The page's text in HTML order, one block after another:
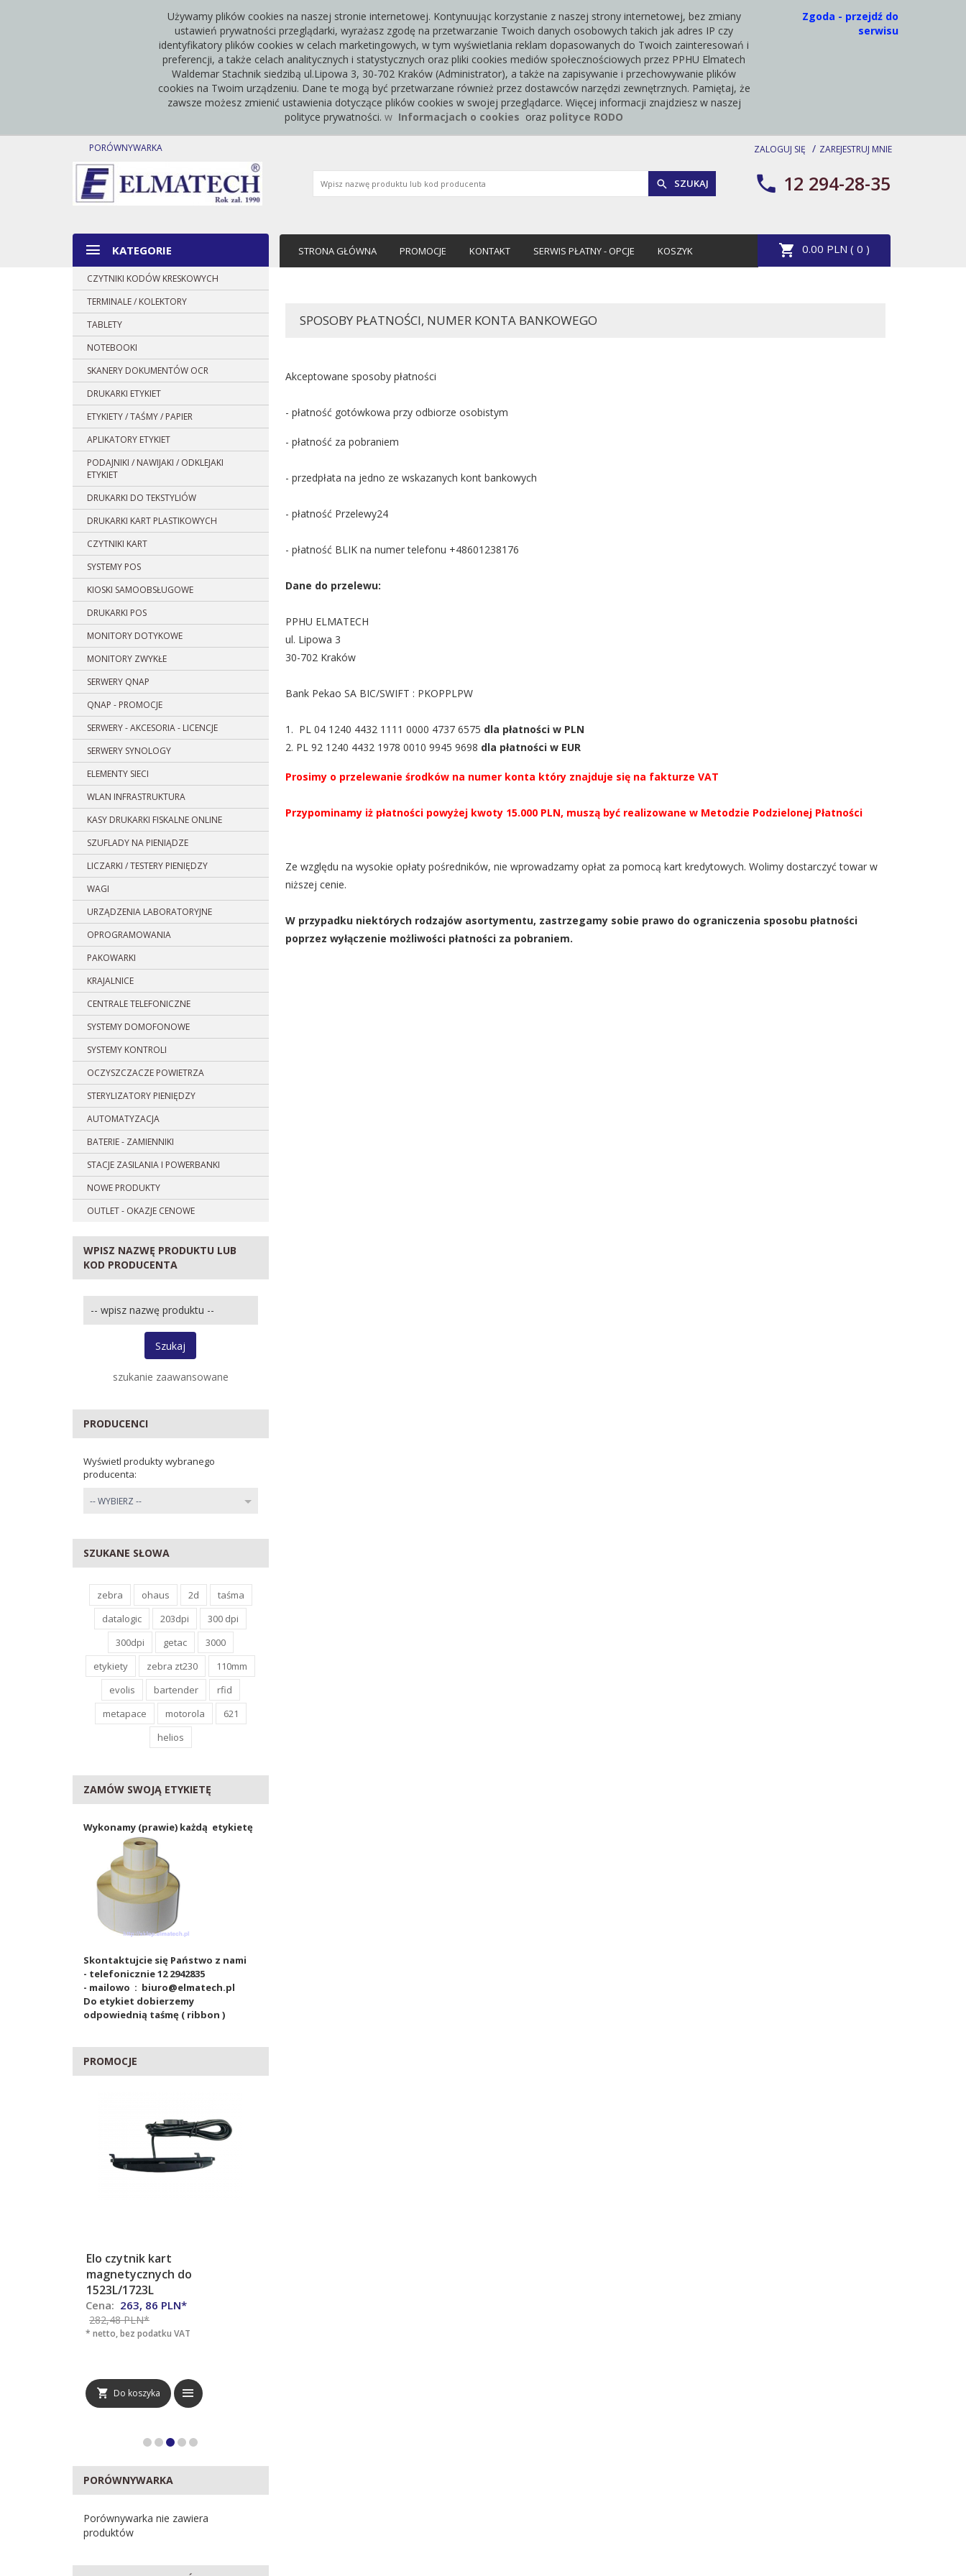
Używamy plików cookies na naszej stronie internetowej. Kontynuując korzystanie z naszej strony internetowej, bez zmiany
ustawień prywatności przeglądarki, wyrażasz zgodę na przetwarzanie Twoich danych osobowych takich jak adres IP czy
identyfikatory plików cookies w celach marketingowych, w tym wyświetlania reklam dopasowanych do Twoich zainteresowań i
preferencji, a także celach analitycznych i statystycznych oraz pliki cookies mediów społecznościowych przez PPHU Elmatech
Waldemar Stachnik siedzibą ul.Lipowa 3, 30-702 Kraków (Administrator), a także na zapisywanie i przechowywanie plików
cookies na Twoim urządzeniu. Dane te mogą być przetwarzane również przez dostawców narzędzi zewnętrznych. Pamiętaj, że
zawsze możesz zmienić ustawienia dotyczące plików cookies w swojej przeglądarce. Więcej informacji znajdziesz w naszej
polityce prywatności.w Informacjach o cookies oraz polityce RODO
Zgoda - przejdź do
serwisu
PORÓWNYWARKA ZALOGUJ SIĘ ZAREJESTRUJ MNIE
SZUKAJ 12 294-28-35
KATEGORIE STRONA GŁÓWNA PROMOCJE KONTAKT SERWIS PŁATNY - OPCJE KOSZYK 0.00 PLN (0 )
CZYTNIKI KODÓW KRESKOWYCH
TERMINALE / KOLEKTORY
TABLETY
NOTEBOOKI
SKANERY DOKUMENTÓW OCR
DRUKARKI ETYKIET
ETYKIETY / TAŚMY / PAPIER
APLIKATORY ETYKIET
PODAJNIKI / NAWIJAKI / ODKLEJAKI
ETYKIET
DRUKARKI DO TEKSTYLIÓW
DRUKARKI KART PLASTIKOWYCH
CZYTNIKI KART
SYSTEMY POS
KIOSKI SAMOOBSŁUGOWE
DRUKARKI POS
MONITORY DOTYKOWE
MONITORY ZWYKŁE
SERWERY QNAP
QNAP - PROMOCJE
SERWERY - AKCESORIA - LICENCJE
SERWERY SYNOLOGY
ELEMENTY SIECI
WLAN INFRASTRUKTURA
KASY DRUKARKI FISKALNE ONLINE
SZUFLADY NA PIENIĄDZE
LICZARKI / TESTERY PIENIĘDZY
WAGI
URZĄDZENIA LABORATORYJNE
OPROGRAMOWANIA
PAKOWARKI
KRAJALNICE
CENTRALE TELEFONICZNE
SYSTEMY DOMOFONOWE
SYSTEMY KONTROLI
OCZYSZCZACZE POWIETRZA
STERYLIZATORY PIENIĘDZY
AUTOMATYZACJA
BATERIE - ZAMIENNIKI
STACJE ZASILANIA I POWERBANKI
NOWE PRODUKTY
OUTLET - OKAZJE CENOWE
WPISZ NAZWĘ PRODUKTU LUB
KOD PRODUCENTA
nazwę
produktu
Szukaj
szukanie zaawansowane
PRODUCENCI
Wyświetl produkty wybranego
producenta:
-- WYBIERZ --
SZUKANE SŁOWA
zebra ohaus 2d
taśma
datalogic
203dpi
300 dpi
300dpi
getac
3000
etykiety
zebra zt230
110mm
evolis
bartender
rfid
metapace
motorola
621
helios
ZAMÓW SWOJĄ ETYKIETĘ
Wykonamy (prawie) każdą etykietę
Skontaktujcie się Państwo z nami
- telefonicznie 12 2942835
- mailowo : biuro@elmatech.pl
Do etykiet dobierzemy
odpowiednią taśmę ( ribbon )
PROMOCJE
Elo 1723L
Cena: 2524, 80
* netto, bez podatku VAT
Do koszyka
PORÓWNYWARKA
Porównywarka nie zawiera
produktów
SPOSOBY PŁATNOŚCI, NUMER KONTA BANKOWEGO
Akceptowane sposoby płatności
- płatność gotówkowa przy odbiorze osobistym
- płatność za pobraniem
- przedpłata na jedno ze wskazanych kont bankowych
- płatność Przelewy24
- płatność BLIK na numer telefonu +48601238176
Dane do przelewu:
PPHU ELMATECH
ul. Lipowa 3
30-702 Kraków
Bank Pekao SA BIC/SWIFT : PKOPPLPW
1. PL 04 1240 4432 1111 0000 4737 6575 dla płatności w PLN
2. PL 92 1240 4432 1978 0010 9945 9698 dla płatności w EUR
Prosimy o przelewanie środków na numer konta który znajduje się na fakturze VAT
Przypominamy iż płatności powyżej kwoty 15.000 PLN, muszą być realizowane w Metodzie Podzielonej Płatności
Ze względu na wysokie opłaty pośredników, nie wprowadzamy opłat za pomocą kart kredytowych. Wolimy dostarczyć towar w
niższej cenie.
W przypadku niektórych rodzajów asortymentu, zastrzegamy sobie prawo do ograniczenia sposobu płatności
poprzez wyłączenie możliwości płatności za pobraniem.